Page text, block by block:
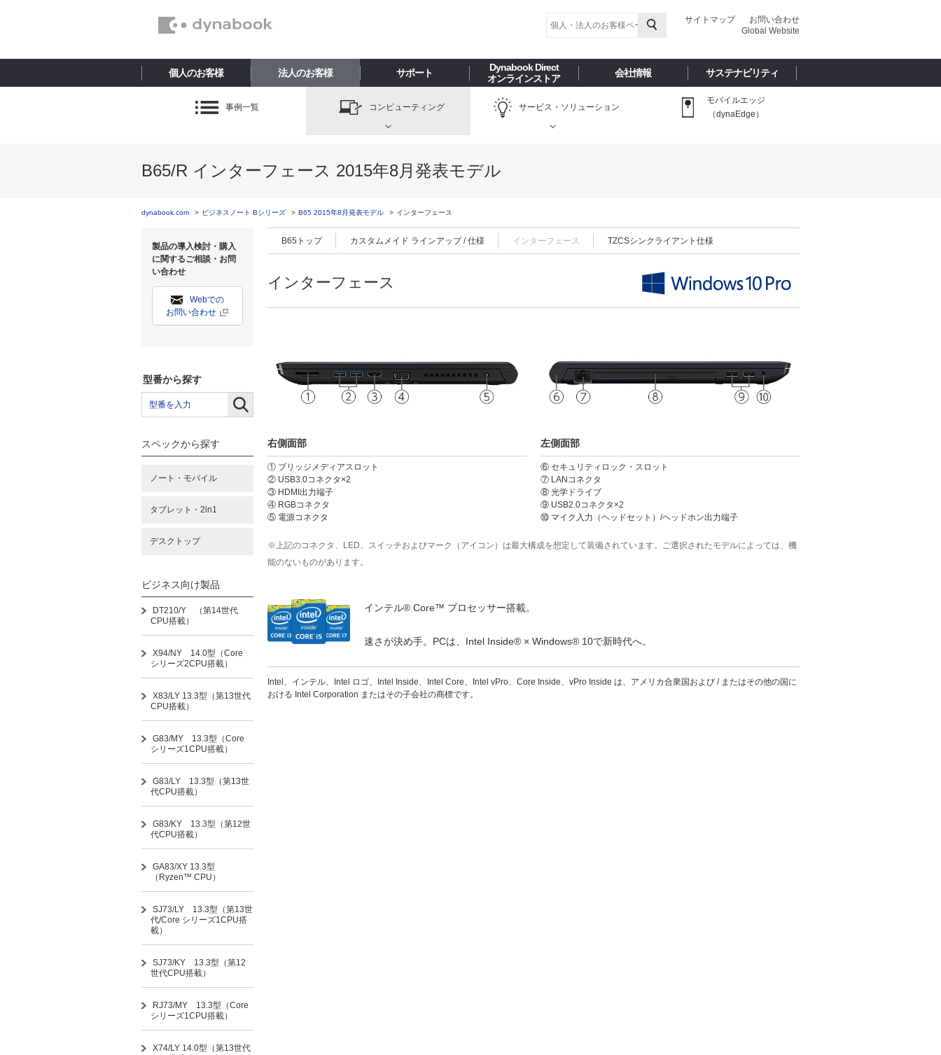
お問い合わせ
サイトマップ
Global Website
個人のお客様 法人のお客様 サポート
Dynabook Direct
オンラインストア
会社情報 サステナビリティ
事例一覧 コンピューティング サービス・ ソリューション
モバイルエッジ
（dynaEdge）
B65/R インターフェース 2015年8月発表モデル
dynabook.com ビジネスノート Bシリーズ B65 2015年8月発表モデル インターフェース
製品の導入検討・購入
に関するご相談・お問
い合わせ
Webでの
お問い合わせ
型番から探す
スペックから探す
ノート・モバイル
タブレット・2in1
デスクトップ
ビジネス向け製品
DT210/Y （第14世代
CPU搭載）
X94/NY 14.0型（Core
シリーズ2CPU搭載）
X83/LY 13.3型（第13世代
CPU搭載）
G83/MY 13.3型（Core
シリーズ1CPU搭載）
G83/LY 13.3型（第13世
代CPU搭載）
G83/KY 13.3型（第12世
代CPU搭載）
GA83/XY 13.3型
（Ryzen™ CPU）
SJ73/LY 13.3型（第13世
代/Core シリーズ1CPU搭
載）
SJ73/KY 13.3型（第12
世代CPU搭載）
RJ73/MY 13.3型（Core
シリーズ1CPU搭載）
X74/LY 14.0型（第13世代
B65トップ カスタムメイド ラインアップ / 仕様 インターフェース TZCSシンクライアント仕様
インターフェース
右側面部
① ブリッジメディアスロット
② USB3.0コネクタ×2
③ HDMI出力端子
④ RGBコネクタ
⑤ 電源コネクタ
左側面部
⑥ セキュリティロック・スロット
⑦ LANコネクタ
⑧ 光学ドライブ
⑨ USB2.0コネクタ×2
⑩ マイク入力（ヘッドセット）/ヘッドホン出力端子
※上記のコネクタ、LED、スイッチおよびマーク（アイコン）は最大構成を想定して装備されています。ご選択されたモデルによっては、機
能のないものがあります。
インテル® Core™ プロセッサー搭載。
速さが決め手。PCは、Intel Inside® × Windows® 10で新時代へ。
Intel、インテル、Intel ロゴ、Intel Inside、Intel Core、Intel vPro、Core Inside、vPro Inside は、アメリカ合衆国および / またはその他の国に
おける Intel Corporation またはその子会社の商標です。